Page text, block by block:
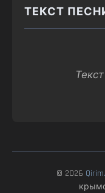
ТЕКСТ
© 2026